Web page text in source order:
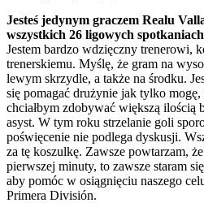
Jesteś jedynym graczem Realu
wszystkich 26 ligowych
Jestem bardzo wdzięczny trenerowi,
trenerskiemu. Myślę, że gram na
lewym skrzydle, a także na środku.
się pomagać drużynie jak tylko
chciałbym zdobywać większą ilością
asyst. W tym roku strzelanie goli
poświęcenie nie podlega dyskusji.
za tę koszulkę. Zawsze powtarzam,
pierwszej minuty, to zawsze staram
aby pomóc w osiągnięciu naszego
Primera División.